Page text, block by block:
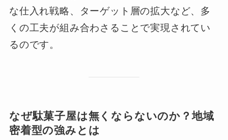
な仕入れ戦略、ターゲット層の拡大など、多
くの工夫が組み合わさることで実現されてい
るのです。
なぜ駄菓子屋は無くならないのか？地域
密着型の強みとは